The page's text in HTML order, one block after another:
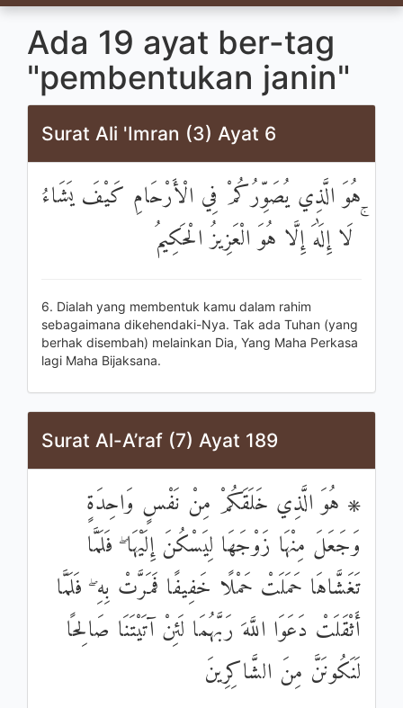
Ada 19 ayat ber-tag
"pembentukan janin"
Surat Ali 'Imran (3) Ayat 6
هُوَ الَّذِي يُصَوِّرُكُمْ فِي الْأَرْحَامِ كَيْفَ يَشَاءُ
ۚ لَا إِلَٰهَ إِلَّا هُوَ الْعَزِيزُ الْحَكِيمُ
6. Dialah yang membentuk kamu dalam rahim
sebagaimana dikehendaki-Nya. Tak ada Tuhan (yang
berhak disembah) melainkan Dia, Yang Maha Perkasa
lagi Maha Bijaksana.
Surat Al-A’raf (7) Ayat 189
۞ هُوَ الَّذِي خَلَقَكُمْ مِنْ نَفْسٍ وَاحِدَةٍ
وَجَعَلَ مِنْهَا زَوْجَهَا لِيَسْكُنَ إِلَيْهَا ۖ فَلَمَّا
تَغَشَّاهَا حَمَلَتْ حَمْلًا خَفِيفًا فَمَرَّتْ بِهِ ۖ فَلَمَّا
أَثْقَلَتْ دَعَوَا اللَّهَ رَبَّهُمَا لَئِنْ آتَيْتَنَا صَالِحًا
لَنَكُونَنَّ مِنَ الشَّاكِرِينَ